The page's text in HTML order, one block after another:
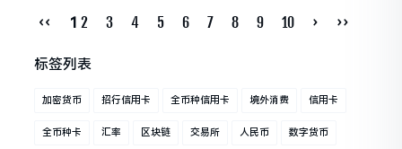
卡做到了支持多达10种币种直接进行入
‹‹ 1 2 3 4 5 6 7 8 9 10 › ››
标签列表
加密货币 招行信用卡 全币种信用卡 境外消费 信用卡
全币种卡 汇率 区块链 交易所 人民币 数字货币